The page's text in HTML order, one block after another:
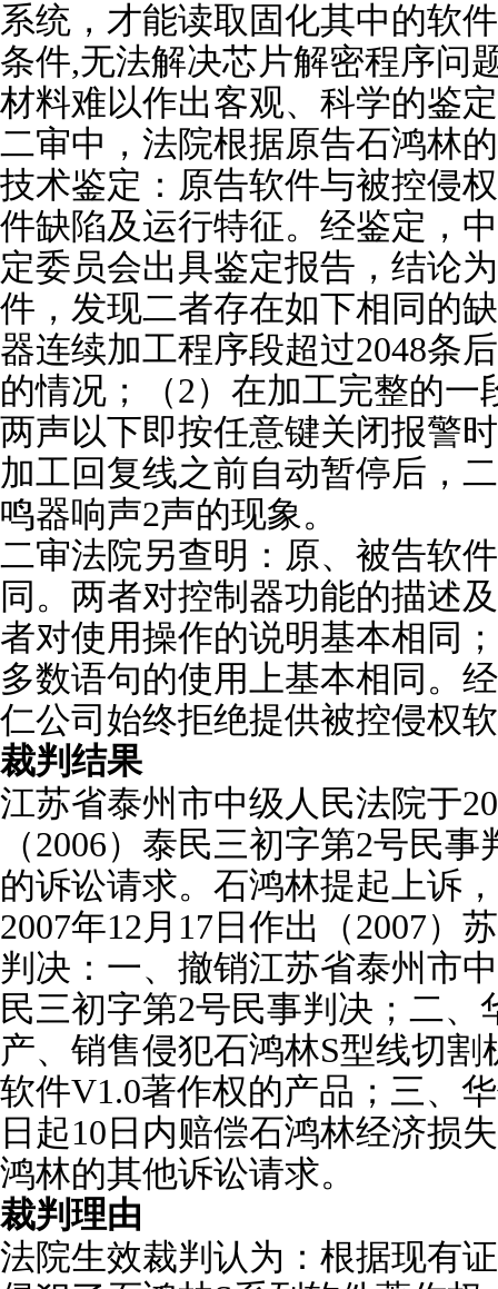
系统，才能读取固化其中的软
条件,无法解决芯片解密程序问
材料难以作出客观、科学的鉴
二审中，法院根据原告石鸿林
技术鉴定：原告软件与被控侵
件缺陷及运行特征。经鉴定，
定委员会出具鉴定报告，结论
件，发现二者存在如下相同的
器连续加工程序段超过2048条
的情况；（2）在加工完整的一
两声以下即按任意键关闭报警
加工回复线之前自动暂停后，
鸣器响声2声的现象。
二审法院另查明：原、被告软
同。两者对控制器功能的描述
者对使用操作的说明基本相同
多数语句的使用上基本相同。
仁公司始终拒绝提供被控侵权
裁判结果
江苏省泰州市中级人民法院于
（2006）泰民三初字第2号民
的诉讼请求。石鸿林提起上诉
2007年12月17日作出（2007）
判决：一、撤销江苏省泰州市
民三初字第2号民事判决；二、
产、销售侵犯石鸿林S型线切
软件V1.0著作权的产品；三、
日起10日内赔偿石鸿林经济损
鸿林的其他诉讼请求。
裁判理由
法院生效裁判认为：根据现有